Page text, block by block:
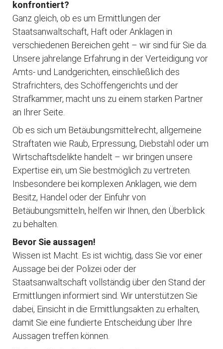
konfrontiert?
Ganz gleich, ob es um Ermittlungen der
Staatsanwaltschaft, Haft oder Anklagen in
verschiedenen Bereichen geht – wir sind für Sie da.
Unsere jahrelange Erfahrung in der Verteidigung vor
Amts- und Landgerichten, einschließlich des
Strafrichters, des Schöffengerichts und der
Strafkammer, macht uns zu einem starken Partner
an Ihrer Seite.
Ob es sich um Betäubungsmittelrecht, allgemeine
Straftaten wie Raub, Erpressung, Diebstahl oder um
Wirtschaftsdelikte handelt – wir bringen unsere
Expertise ein, um Sie bestmöglich zu vertreten.
Insbesondere bei komplexen Anklagen, wie dem
Besitz, Handel oder der Einfuhr von
Betäubungsmitteln, helfen wir Ihnen, den Überblick
zu behalten.
Bevor Sie aussagen!
Wissen ist Macht. Es ist wichtig, dass Sie vor einer
Aussage bei der Polizei oder der
Staatsanwaltschaft vollständig über den Stand der
Ermittlungen informiert sind. Wir unterstützen Sie
dabei, Einsicht in die Ermittlungsakten zu erhalten,
damit Sie eine fundierte Entscheidung über Ihre
Aussagen treffen können.